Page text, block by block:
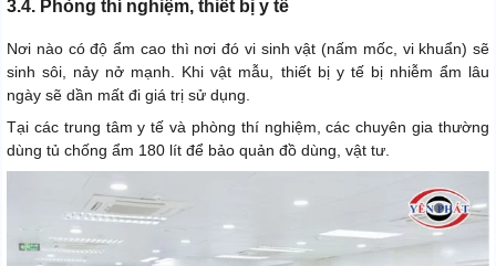
3.4. Phòng thí nghiệm, thiết bị y tế
Nơi nào có độ ẩm cao thì nơi đó vi sinh vật (nấm mốc, vi khuẩn) sẽ
sinh sôi, nảy nở mạnh. Khi vật mẫu, thiết bị y tế bị nhiễm ẩm lâu
ngày sẽ dần mất đi giá trị sử dụng.
Tại các trung tâm y tế và phòng thí nghiệm, các chuyên gia thường
dùng tủ chống ẩm 180 lít để bảo quản đồ dùng, vật tư.